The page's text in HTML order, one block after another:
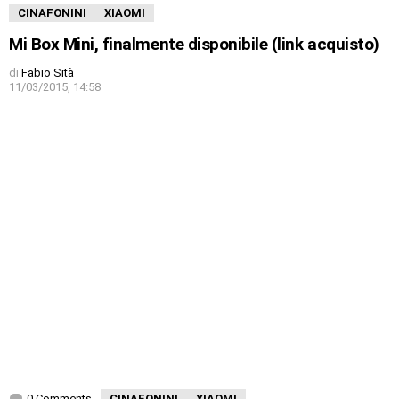
CINAFONINI XIAOMI
Mi Box Mini, finalmente disponibile (link acquisto)
di Fabio Sità
11/03/2015, 14:58